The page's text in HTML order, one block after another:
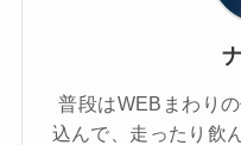
普段はWEBまわり
込んで、走ったり飲